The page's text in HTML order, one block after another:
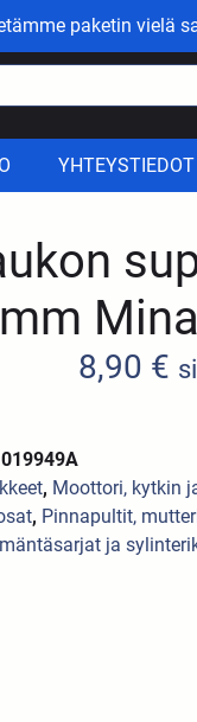
paketin vielä
YHTEYSTIEDOT
8,90 €
, Moottori, kytkin
, Pinnapultit,
ja